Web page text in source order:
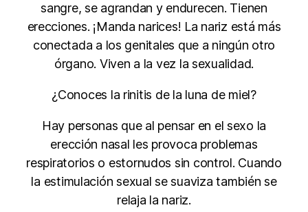
sangre, se agrandan y endurecen. Tienen
erecciones. ¡Manda narices! La nariz está más
conectada a los genitales que a ningún otro
órgano. Viven a la vez la sexualidad.
¿Conoces la rinitis de la luna de miel?
Hay personas que al pensar en el sexo la
erección nasal les provoca problemas
respiratorios o estornudos sin control. Cuando
la estimulación sexual se suaviza también se
relaja la nariz.